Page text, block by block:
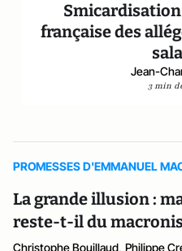
française des
Jean-
3 min
PROMESSES D'EMMANUEL
La grande illusion :
reste-t-il du
Christophe Bouillaud, Philippe